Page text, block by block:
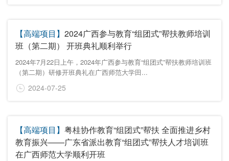
【高端项目】 2024广西参与教育“组团式”帮扶教师培训
班（第二期） 开班典礼顺利举行
2024年7月22日上午，2024年广西参与教育“组团式”帮扶教师培训班
（第二期）研修开班典礼在广西师范大学田...
2024-07-25
【高端项目】 粤桂协作教育“组团式”帮扶 全面推进乡村
教育振兴——广东省派出教育“组团式”帮扶人才培训班
在广西师范大学顺利开班